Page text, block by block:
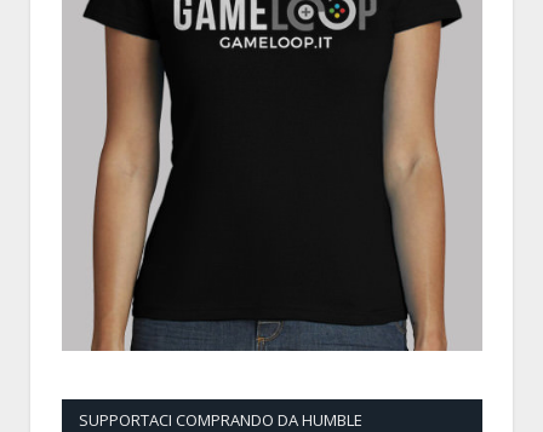
SUPPORTACI COMPRANDO DA HUMBLE